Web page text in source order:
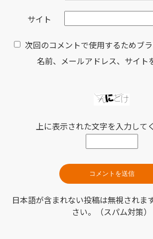
サイト
次回のコメントで使用するためブ
名前、メールアドレス、サイト
上に表示された文字を入力して
日本語が含まれない投稿は無視されま
さい。（スパム対策）